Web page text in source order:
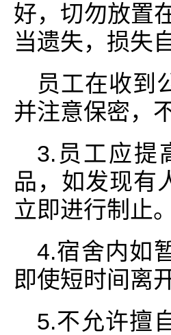
好，切勿放置
当遗失，损失
员工在收到
并注意保密，
3.员工应提
品，如发现有
立即进行制止。
4.宿舍内如
即使短时间离
5.不允许擅